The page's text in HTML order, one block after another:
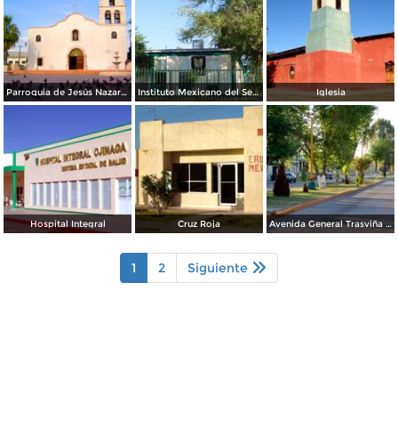
Parroquia de Jesús Nazareno Instituto Mexicano del Seguro Social (IMSS) Iglesia
Hospital Integral Cruz Roja Avenida General Trasviña y Retes
1 2 Siguiente